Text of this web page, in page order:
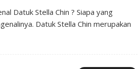
Datuk Stella Chin merupakan